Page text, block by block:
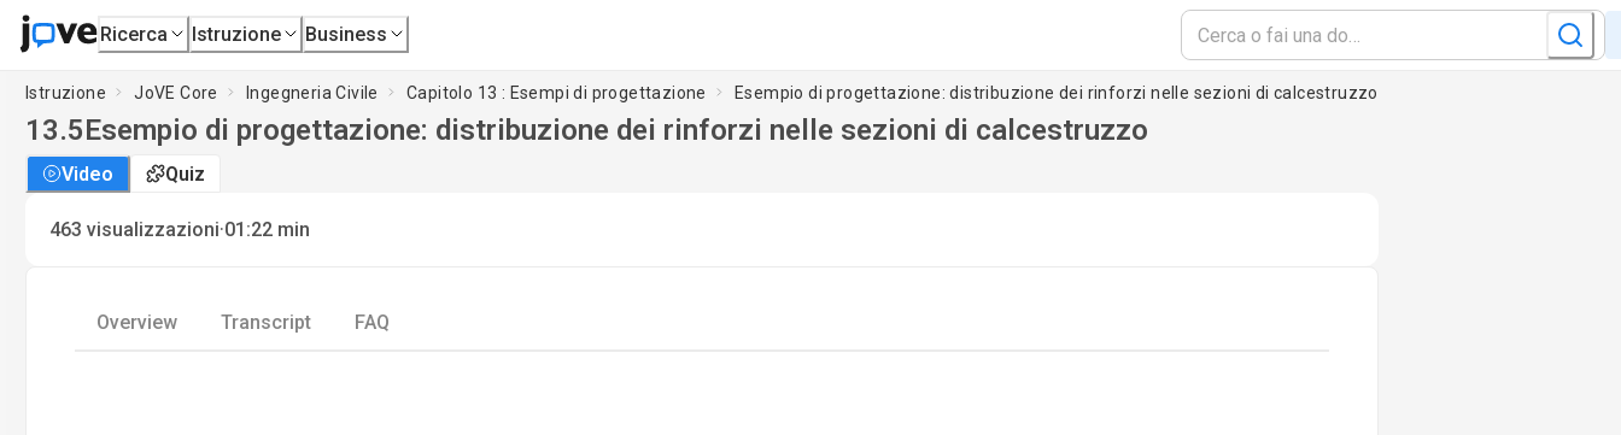
Ricerca Istruzione Business
Istruzione JoVE Core Ingegneria Civile Capitolo 13 : Esempi di progettazione Esempio di progettazione: distribuzione dei rinforzi nelle sezioni di calcestruzzo
13.5Esempio di progettazione: distribuzione dei rinforzi nelle sezioni di calcestruzzo
Video Quiz
463 visualizzazioni·01:22 min
Overview Transcript FAQ